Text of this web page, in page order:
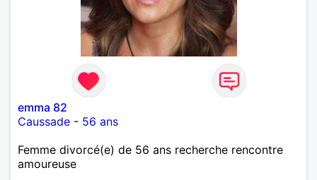
emma 82
Caussade - 56 ans
Femme divorcé(e) de 56 ans recherche rencontre
amoureuse